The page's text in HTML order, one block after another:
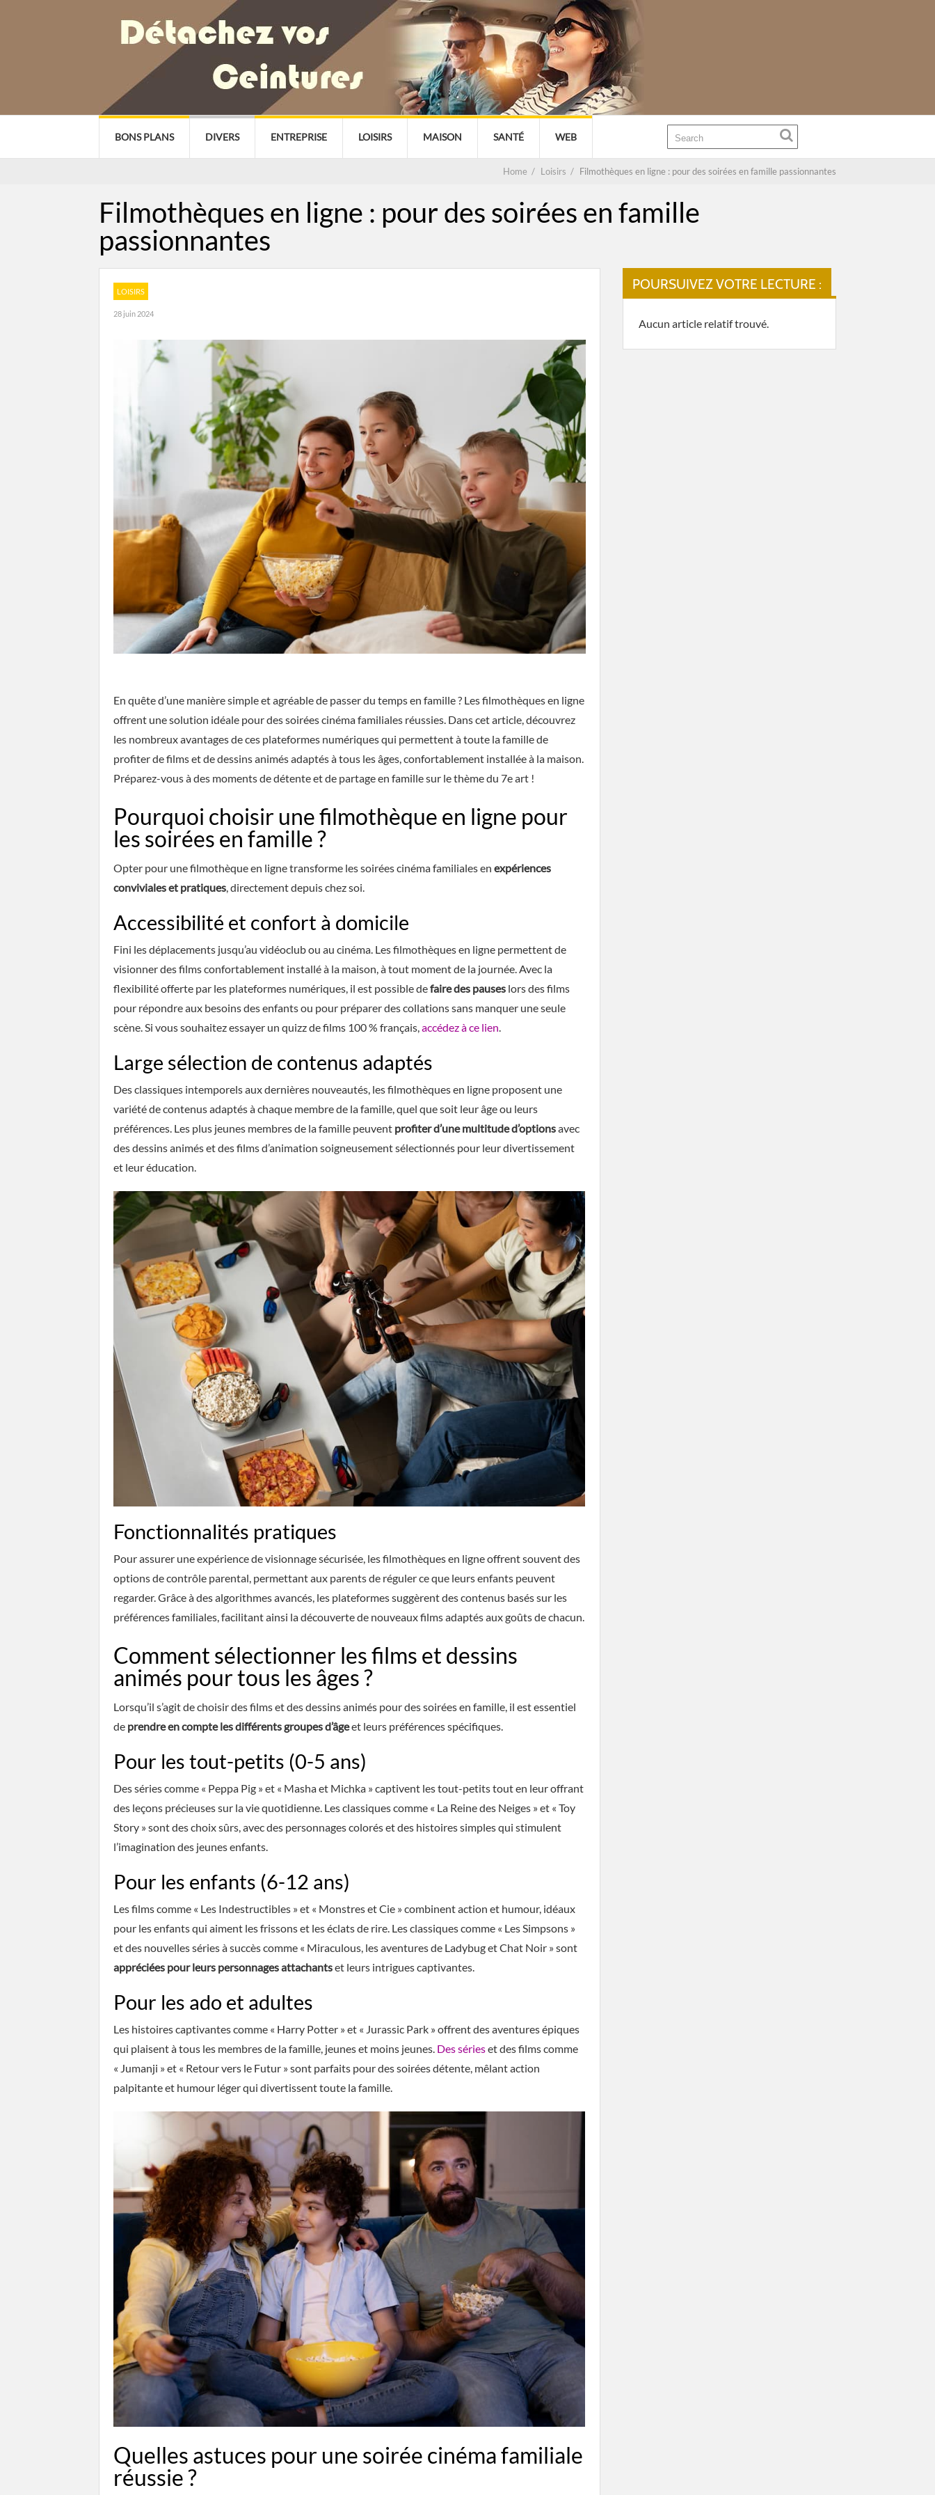
BONS PLANS DIVERS ENTREPRISE LOISIRS MAISON SANTÉ WEB
Home / Loisirs / Filmothèques en ligne : pour des soirées en famille passionnantes
Filmothèques en ligne : pour des soirées en famille
passionnantes
LOISIRS
28 juin 2024
En quête d’une manière simple et agréable de passer du temps en famille ? Les filmothèques en ligne
offrent une solution idéale pour des soirées cinéma familiales réussies. Dans cet article, découvrez
les nombreux avantages de ces plateformes numériques qui permettent à toute la famille de
profiter de films et de dessins animés adaptés à tous les âges, confortablement installée à la maison.
Préparez-vous à des moments de détente et de partage en famille sur le thème du 7e art !
Pourquoi choisir une filmothèque en ligne pour
les soirées en famille ?
Opter pour une filmothèque en ligne transforme les soirées cinéma familiales en expériences
conviviales et pratiques, directement depuis chez soi.
Accessibilité et confort à domicile
Fini les déplacements jusqu’au vidéoclub ou au cinéma. Les filmothèques en ligne permettent de
visionner des films confortablement installé à la maison, à tout moment de la journée. Avec la
flexibilité offerte par les plateformes numériques, il est possible defaire des pauses lors des films
pour répondre aux besoins des enfants ou pour préparer des collations sans manquer une seule
scène. Si vous souhaitez essayer un quizz de films 100 % français,accédez à ce lien.
Large sélection de contenus adaptés
Des classiques intemporels aux dernières nouveautés, les filmothèques en ligne proposent une
variété de contenus adaptés à chaque membre de la famille, quel que soit leur âge ou leurs
préférences. Les plus jeunes membres de la famille peuvent profiter d’une multitude d’optionsavec
des dessins animés et des films d’animation soigneusement sélectionnés pour leur divertissement
et leur éducation.
Fonctionnalités pratiques
Pour assurer une expérience de visionnage sécurisée, les filmothèques en ligne offrent souvent des
options de contrôle parental, permettant aux parents de réguler ce que leurs enfants peuvent
regarder. Grâce à des algorithmes avancés, les plateformes suggèrent des contenus basés sur les
préférences familiales, facilitant ainsi la découverte de nouveaux films adaptés aux goûts de chacun.
Comment sélectionner les films et dessins
animés pour tous les âges ?
Lorsqu’il s’agit de choisir des films et des dessins animés pour des soirées en famille, il est essentiel
de prendre en compte les différents groupes d’âgeet leurs préférences spécifiques.
Pour les tout-petits (0-5 ans)
Des séries comme « Peppa Pig » et « Masha et Michka » captivent les tout-petits tout en leur offrant
des leçons précieuses sur la vie quotidienne. Les classiques comme « La Reine des Neiges » et « Toy
Story » sont des choix sûrs, avec des personnages colorés et des histoires simples qui stimulent
l’imagination des jeunes enfants.
Pour les enfants (6-12 ans)
Les films comme « Les Indestructibles » et « Monstres et Cie » combinent action et humour, idéaux
pour les enfants qui aiment les frissons et les éclats de rire. Les classiques comme « Les Simpsons »
et des nouvelles séries à succès comme « Miraculous, les aventures de Ladybug et Chat Noir » sont
appréciées pour leurs personnages attachantset leurs intrigues captivantes.
Pour les ado et adultes
Les histoires captivantes comme « Harry Potter » et « Jurassic Park » offrent des aventures épiques
qui plaisent à tous les membres de la famille, jeunes et moins jeunes. Des sérieset des films comme
« Jumanji » et « Retour vers le Futur » sont parfaits pour des soirées détente, mêlant action
palpitante et humour léger qui divertissent toute la famille.
Quelles astuces pour une soirée cinéma familiale
réussie ?
POURSUIVEZ VOTRE LECTURE :
Aucun article relatif trouvé.